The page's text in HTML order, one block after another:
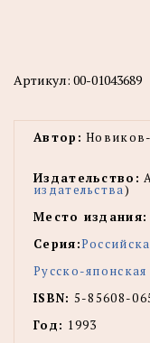
Артикул: 00-01043689
Автор:
Издательство:
издательства)
Место издания:
Серия:
Русско-
ISBN: 5-85608-
Год: 1993